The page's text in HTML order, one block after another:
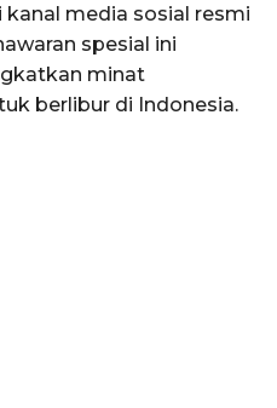
media sosial resmi
spesial ini
minat
berlibur di Indonesia.